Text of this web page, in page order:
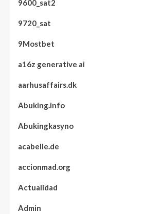
9600_sat2
9720_sat
9Mostbet
a16z generative ai
aarhusaffairs.dk
Abuking.info
Abukingkasyno
acabelle.de
accionmad.org
Actualidad
Admin